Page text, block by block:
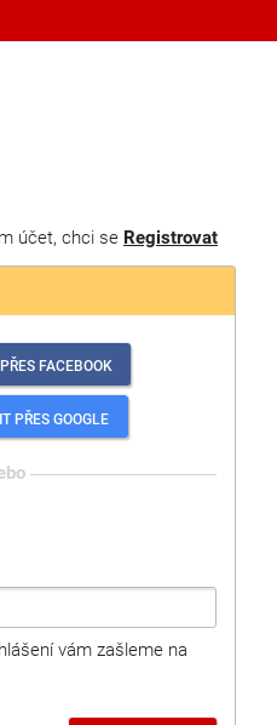
účet, chci se Registrovat
FACEBOOK
PŘES GOOGLE
vám zašleme na